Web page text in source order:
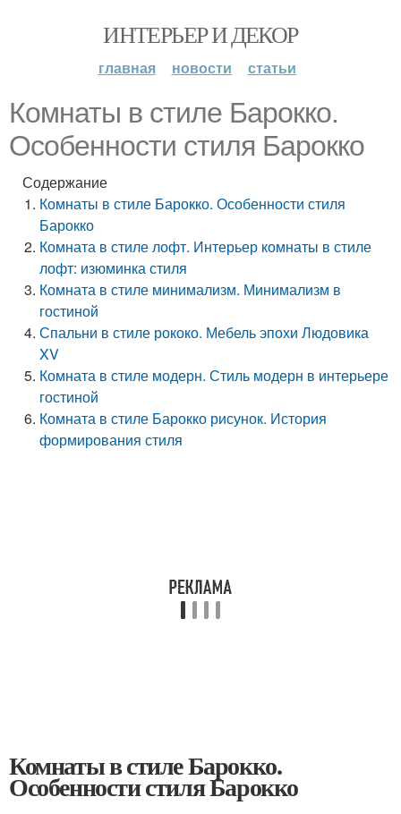
ИНТЕРЬЕР И ДЕКОР
главная новости статьи
Комнаты в стиле Барокко.
Особенности стиля Барокко
Содержание
Комнаты в стиле Барокко. Особенности стиля
Барокко
Комната в стиле лофт. Интерьер комнаты в стиле
лофт: изюминка стиля
Комната в стиле минимализм. Минимализм в
гостиной
Спальни в стиле рококо. Мебель эпохи Людовика
XV
Комната в стиле модерн. Стиль модерн в интерьере
гостиной
Комната в стиле Барокко рисунок. История
формирования стиля
Комнаты в стиле Барокко.
Особенности стиля Барокко